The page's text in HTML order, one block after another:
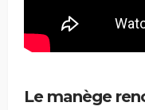
Le manège